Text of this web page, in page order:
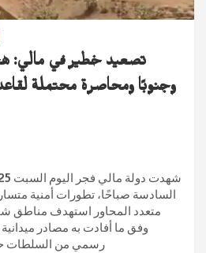
تصعيد خطير في مالي:
وجنوبًا ومحاصرة محتملة
السادسة صباحًا، تطورات أمنية
متعدد المحاور استهدف مناطق
وفق ما أفادت به مصادر
رسمي من السلطات